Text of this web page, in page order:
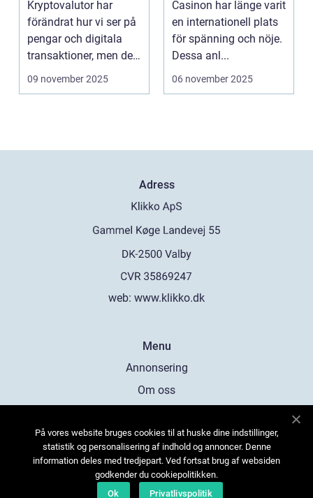
Kryptovalutor har
förändrat hur vi ser på
pengar och digitala
transaktioner, men de
...
09 november 2025
Casinon har länge varit
en internationell plats
för spänning och nöje.
Dessa anl...
06 november 2025
Adress
web: www.klikko.dk
Menu
Annonsering
Om oss
Kontakta oss
Sitemap
På vores website bruges cookies til at huske dine indstillinger,
statistik og personalisering af indhold og annoncer. Denne
information deles med tredjepart. Ved fortsat brug af websiden
godkender du cookiepolitikken.
Ok
Privatlivspolitik